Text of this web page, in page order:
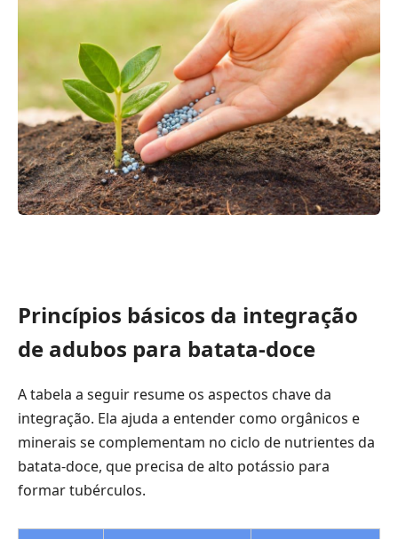
Princípios básicos da integração
de adubos para batata-doce
A tabela a seguir resume os aspectos chave da
integração. Ela ajuda a entender como orgânicos e
minerais se complementam no ciclo de nutrientes da
batata-doce, que precisa de alto potássio para
formar tubérculos.